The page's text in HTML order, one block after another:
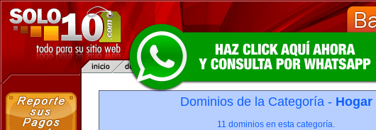
Dominios de la Categoría - Hogar
11 dominios en esta categoría.